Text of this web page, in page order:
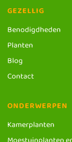
GEZELLIG
Benodigdheden
Planten
Blog
Contact
ONDERWERPEN
Kamerplanten